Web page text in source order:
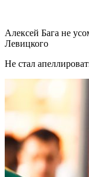
Алексей Бага не
Левицкого
Не стал